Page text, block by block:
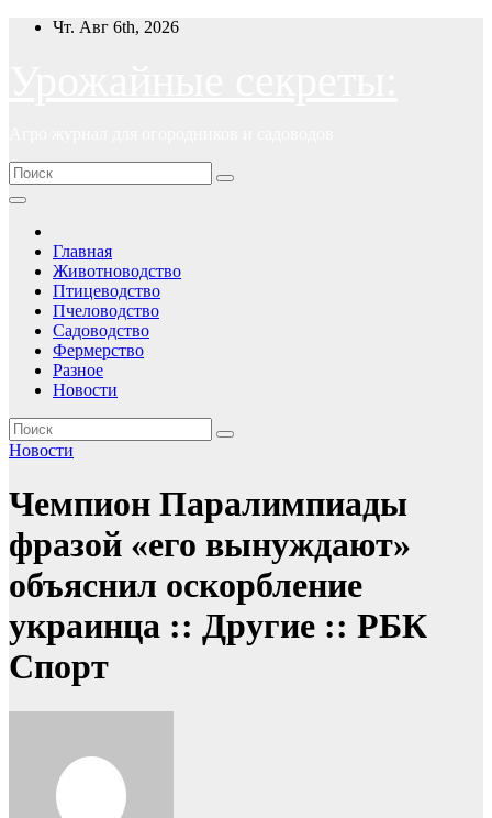
ПерейтиЧт. Авг 6th, 2026
Главная
Животноводство
Птицеводство
Пчеловодство
Садоводство
Фермерство
Разное
Новости
Новости
Чемпион Паралимпиады
фразой «его вынуждают»
объяснил оскорбление
украинца :: Другие :: РБК
Спорт